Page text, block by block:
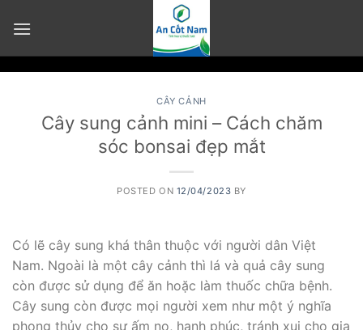
CÂY CẢNH
Cây sung cảnh mini – Cách chăm
sóc bonsai đẹp mắt
POSTED ON 12/04/2023 BY
Có lẽ cây sung khá thân thuộc với người dân Việt
Nam. Ngoài là một cây cảnh thì lá và quả cây sung
còn được sử dụng để ăn hoặc làm thuốc chữa bệnh.
Cây sung còn được mọi người xem như một ý nghĩa
phong thủy cho sự ấm no, hạnh phúc, tránh xui cho gia